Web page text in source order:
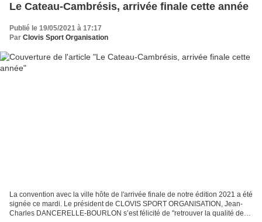
Le Cateau-Cambrésis, arrivée finale cette année
Publié le 19/05/2021 à 17:17
Par Clovis Sport Organisation
La convention avec la ville hôte de l'arrivée finale de notre édition 2021 a été
signée ce mardi. Le président de CLOVIS SPORT ORGANISATION, Jean-
Charles DANCERELLE-BOURLON s’est félicité de "retrouver la qualité de